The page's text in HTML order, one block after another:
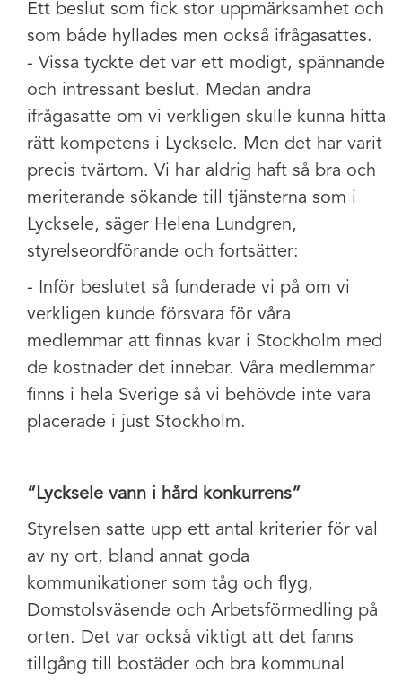
Ett beslut som fick stor uppmärksamhet och
som både hyllades men också ifrågasattes.
- Vissa tyckte det var ett modigt, spännande
och intressant beslut. Medan andra
ifrågasatte om vi verkligen skulle kunna hitta
rätt kompetens i Lycksele. Men det har varit
precis tvärtom. Vi har aldrig haft så bra och
meriterande sökande till tjänsterna som i
Lycksele, säger Helena Lundgren,
styrelseordförande och fortsätter:
- Inför beslutet så funderade vi på om vi
verkligen kunde försvara för våra
medlemmar att finnas kvar i Stockholm med
de kostnader det innebar. Våra medlemmar
finns i hela Sverige så vi behövde inte vara
placerade i just Stockholm.
”Lycksele vann i hård konkurrens”
Styrelsen satte upp ett antal kriterier för val
av ny ort, bland annat goda
kommunikationer som tåg och flyg,
Domstolsväsende och Arbetsförmedling på
orten. Det var också viktigt att det fanns
tillgång till bostäder och bra kommunal